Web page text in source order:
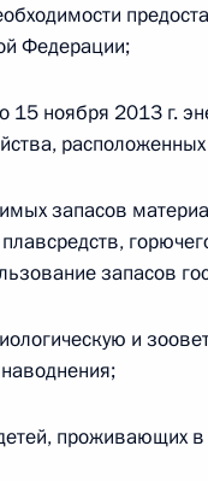
пунктов 2, 5 и 6
Федерации;
15 ноября 2013 г.
запасов
запасов
и
проживающих